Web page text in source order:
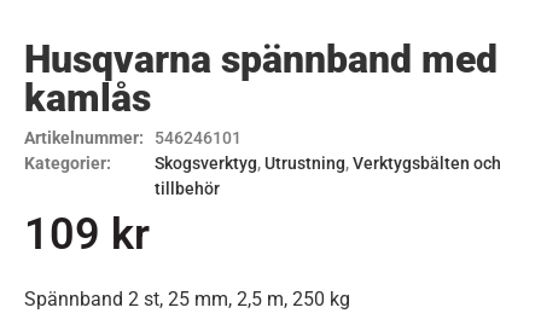
Husqvarna spännband med
kamlås
Artikelnummer:
546246101
Kategorier:
Skogsverktyg,Utrustning,Verktygsbälten och
tillbehör
109 kr
Spännband 2 st, 25 mm, 2,5 m, 250 kg